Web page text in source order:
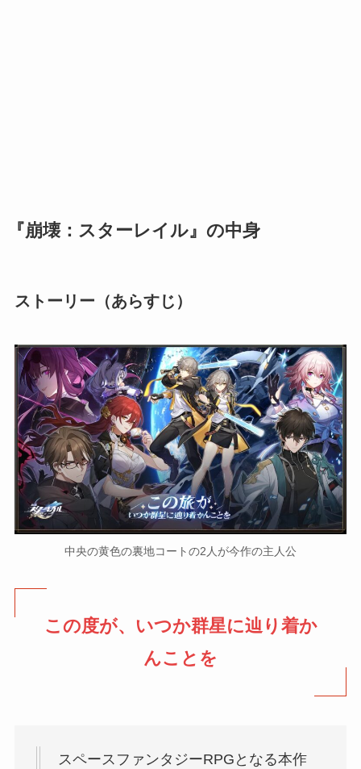
『崩壊：スターレイル』の中身
ストーリー（あらすじ）
中央の黄色の裏地コートの2人が今作の主人公
この度が、いつか群星に辿り着か
んことを
スペースファンタジーRPGとなる本作